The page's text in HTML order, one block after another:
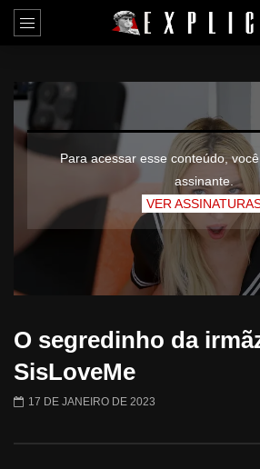
Para acessar esse conteúdo,
assinante.
VER
O segredinho da
SisLoveMe
17 DE JANEIRO DE 2023